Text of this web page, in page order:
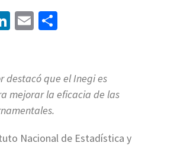
LinkedIn
Email
destacó que el Inegi es
mejorar la eficacia de las
Nacional de Estadística y